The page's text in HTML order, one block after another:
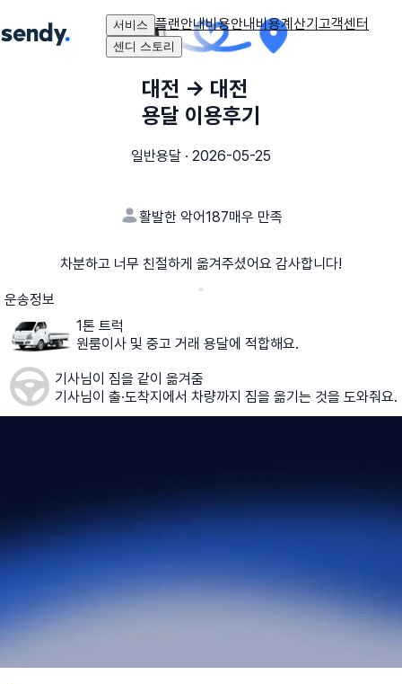
서비스 플랜안내비용안내비용계산기고객센터
센디 스토리
대전 → 대전
용달 이용후기
일반용달 · 2026-05-25
활발한 악어187매우 만족
차분하고 너무 친절하게 옮겨주셨어요 감사합니다!
운송정보
1톤 트럭
원룸이사 및 중고 거래 용달에 적합해요.
기사님이 짐을 같이 옮겨줌
기사님이 출·도착지에서 차량까지 짐을 옮기는 것을 도와줘요.